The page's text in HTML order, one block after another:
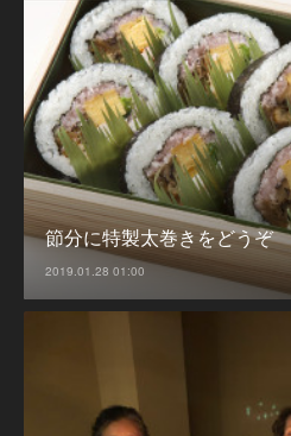
節分に特製太巻きをどうぞ
2019.01.28 01:00